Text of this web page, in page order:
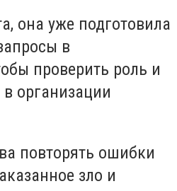
она уже подготовила
в
проверить роль и
в организации
повторять ошибки
зло и